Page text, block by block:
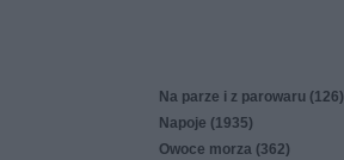
Na parze i z parowaru (126)
Napoje (1935)
Owoce morza (362)